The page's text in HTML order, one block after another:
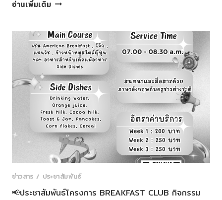
อ่านเพิ่มเติม
ยินดี
กับ
นักเรียน
ชั้น
ประถม
ศึกษา
ปี
ที่
6
ที่
ผล
คะแนน
ทดสอบ
ข่าวสาร / ประชาสัมพันธ์
📢ประชาสัมพันธ์โครงการ BREAKFAST CLUB กิจกรรม